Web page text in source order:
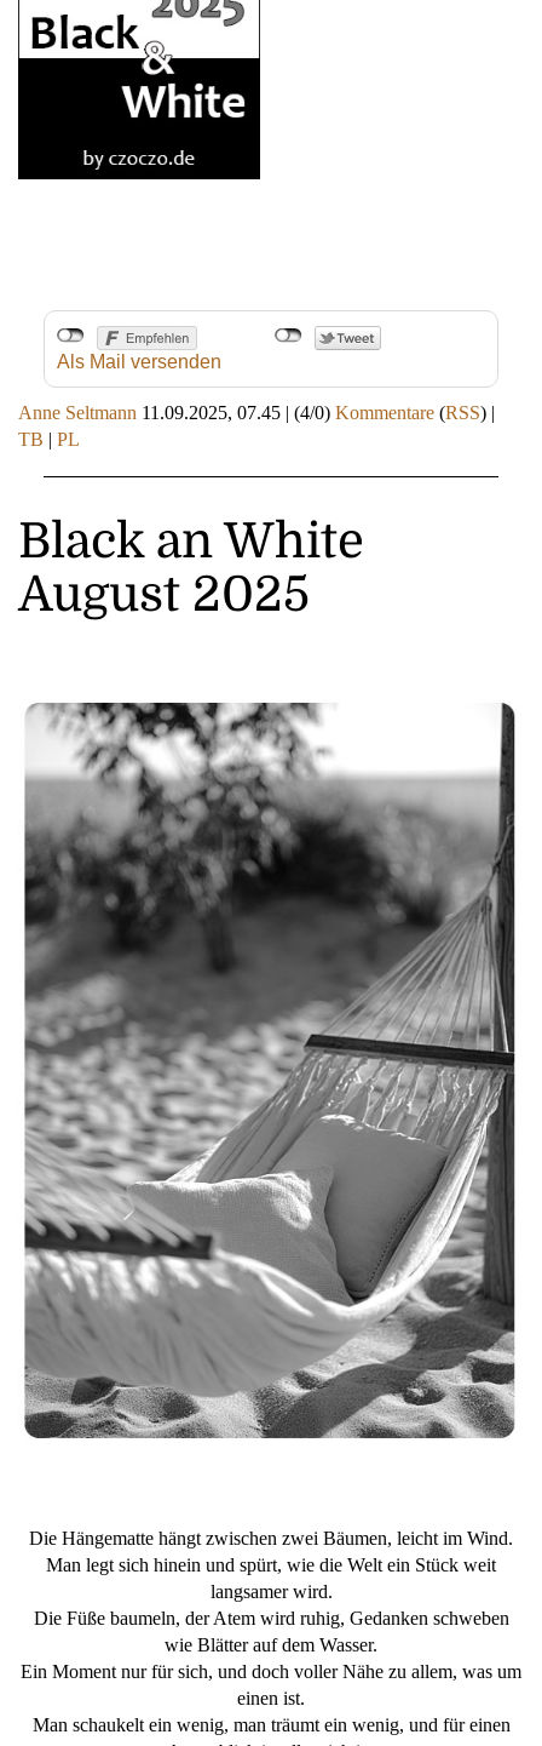
Als Mail versenden
Anne Seltmann 11.09.2025, 07.45 | (4/0) Kommentare (RSS) |
TB | PL
Black an White
August 2025
Die Hängematte hängt zwischen zwei Bäumen, leicht im Wind.
Man legt sich hinein und spürt, wie die Welt ein Stück weit
langsamer wird.
Die Füße baumeln, der Atem wird ruhig, Gedanken schweben
wie Blätter auf dem Wasser.
Ein Moment nur für sich, und doch voller Nähe zu allem, was um
einen ist.
Man schaukelt ein wenig, man träumt ein wenig, und für einen